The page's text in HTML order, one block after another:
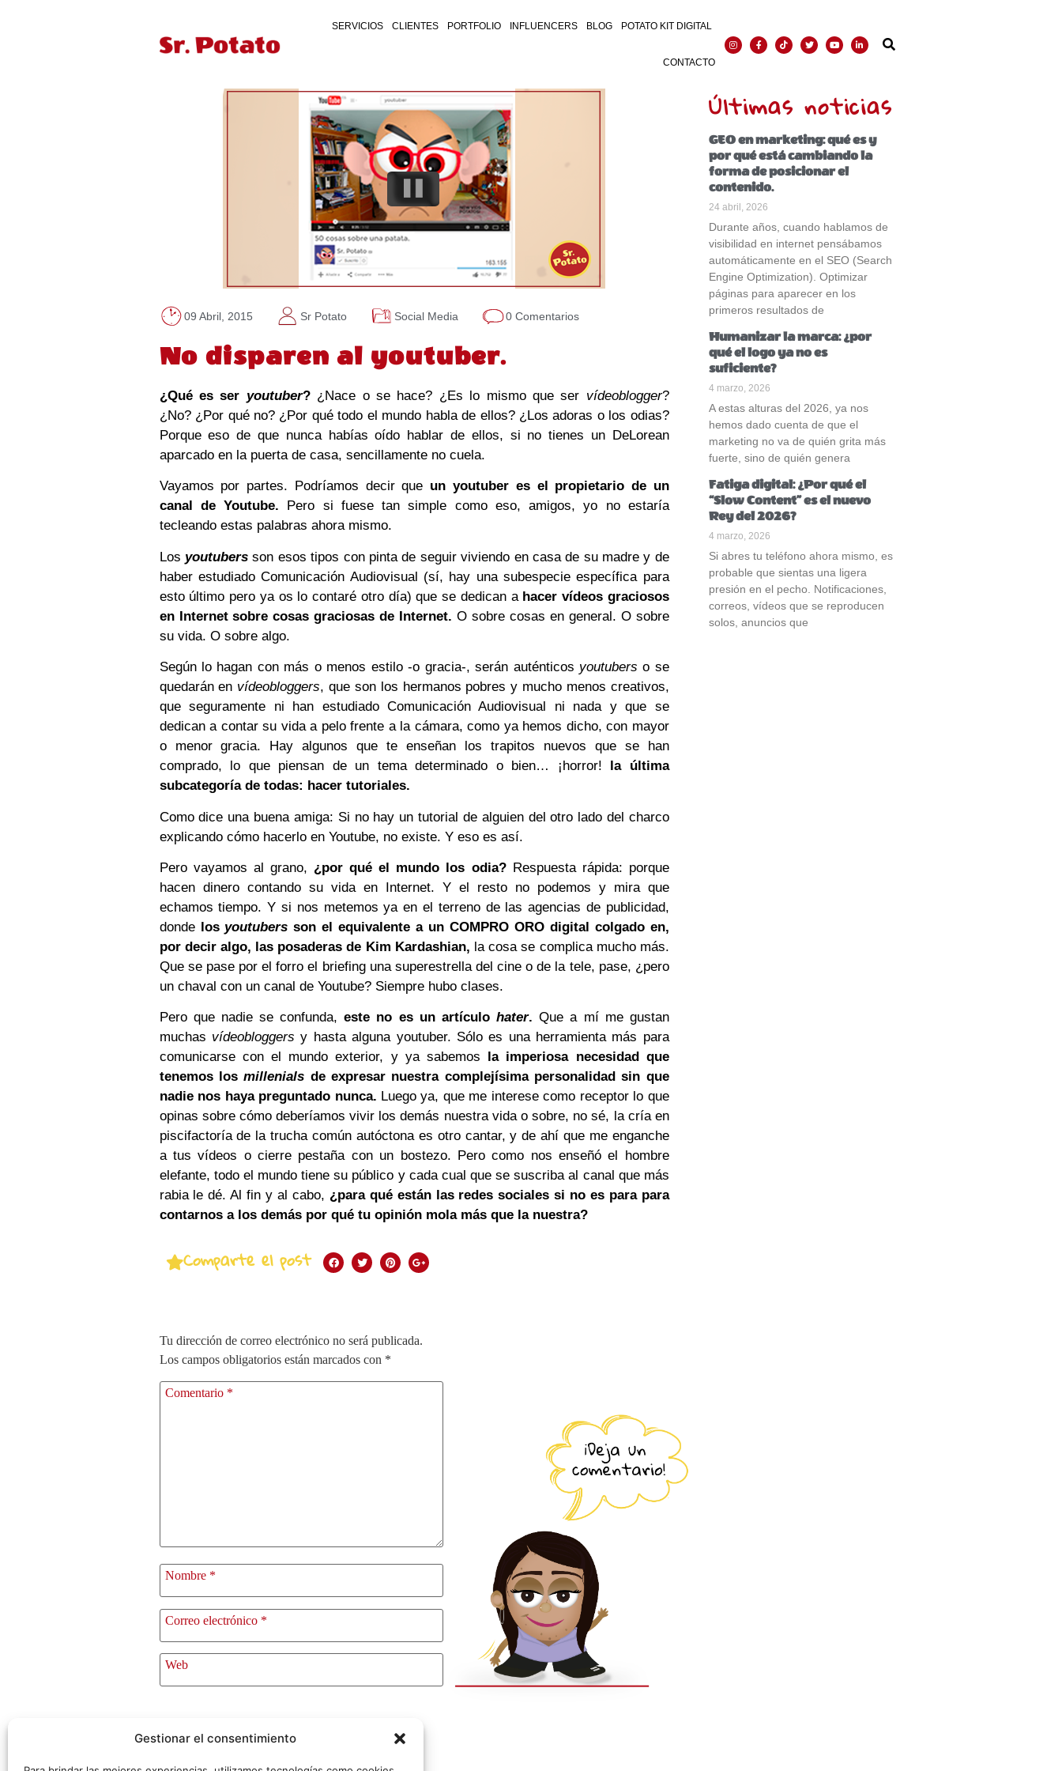
Gestionar el consentimiento
SERVICIOS CLIENTES PORTFOLIO INFLUENCERS BLOG POTATO KIT DIGITAL
CONTACTO
09 Abril, 2015 Sr Potato Social Media 0 Comentarios
No disparen al youtuber.
¿Qué es ser youtuber?¿Nace o se hace? ¿Es lo mismo que ser vídeoblogger?
¿No? ¿Por qué no? ¿Por qué todo el mundo habla de ellos? ¿Los adoras o los odias?
Porque eso de que nunca habías oído hablar de ellos, si no tienes un DeLorean
aparcado en la puerta de casa, sencillamente no cuela.
Vayamos por partes. Podríamos decir que un youtuber es el propietario de un
canal de Youtube. Pero si fuese tan simple como eso, amigos, yo no estaría
tecleando estas palabras ahora mismo.
Los youtubersson esos tipos con pinta de seguir viviendo en casa de su madre y de
haber estudiado Comunicación Audiovisual (sí, hay una subespecie específica para
esto último pero ya os lo contaré otro día) que se dedican a hacer vídeos graciosos
en Internet sobre cosas graciosas de Internet. O sobre cosas en general. O sobre
su vida. O sobre algo.
Según lo hagan con más o menos estilo -o gracia-, serán auténticos youtubers o se
quedarán en vídeobloggers, que son los hermanos pobres y mucho menos creativos,
que seguramente ni han estudiado Comunicación Audiovisual ni nada y que se
dedican a contar su vida a pelo frente a la cámara, como ya hemos dicho, con mayor
o menor gracia. Hay algunos que te enseñan los trapitos nuevos que se han
comprado, lo que piensan de un tema determinado o bien… ¡horror!
la última
subcategoría de todas: hacer tutoriales.
Como dice una buena amiga: Si no hay un tutorial de alguien del otro lado del charco
explicando cómo hacerlo en Youtube, no existe. Y eso es así.
Pero vayamos al grano, ¿por qué el mundo los odia?Respuesta rápida: porque
hacen dinero contando su vida en Internet. Y el resto no podemos y mira que
echamos tiempo. Y si nos metemos ya en el terreno de las agencias de publicidad,
donde los youtubers son el equivalente a un COMPRO ORO digital colgado en,
por decir algo, las posaderas de Kim Kardashian, la cosa se complica mucho más.
Que se pase por el forro el briefing una superestrella del cine o de la tele, pase, ¿pero
un chaval con un canal de Youtube? Siempre hubo clases.
Pero que nadie se confunda,este no es un artículohater. Que a mí me gustan
muchas vídeobloggers y hasta alguna youtuber. Sólo es una herramienta más para
comunicarse con el mundo exterior, y ya sabemos la imperiosa necesidad que
tenemos losmillenials de expresar nuestra complejísima personalidad sin que
nadie nos haya preguntado nunca. Luego ya, que me interese como receptor lo que
opinas sobre cómo deberíamos vivir los demás nuestra vida o sobre, no sé, la cría en
piscifactoría de la trucha común autóctona es otro cantar, y de ahí que me enganche
a tus vídeos o cierre pestaña con un bostezo. Pero como nos enseñó el hombre
elefante, todo el mundo tiene su público y cada cual que se suscriba al canal que más
rabia le dé. Al fin y al cabo, ¿para qué están las redes sociales si no es para para
contarnos a los demás por qué tu opinión mola más que la nuestra?
Últimas noticias
GEO en marketing: qué es y
por qué está cambiando la
forma de posicionar el
contenido.
24 abril, 2026
Durante años, cuando hablamos de
visibilidad en internet pensábamos
automáticamente en el SEO (Search
Engine Optimization). Optimizar
páginas para aparecer en los
primeros resultados de
Humanizar la marca: ¿por
qué el logo ya no es
suficiente?
4 marzo, 2026
A estas alturas del 2026, ya nos
hemos dado cuenta de que el
marketing no va de quién grita más
fuerte, sino de quién genera
Fatiga digital: ¿Por qué el
“Slow Content” es el nuevo
Rey del 2026?
4 marzo, 2026
Si abres tu teléfono ahora mismo, es
probable que sientas una ligera
presión en el pecho. Notificaciones,
correos, vídeos que se reproducen
solos, anuncios que
Comparte el post
Tu dirección de correo electrónico no será publicada.
Los campos obligatorios están marcados con *
Comentario *
Nombre *
Correo electrónico *
Web